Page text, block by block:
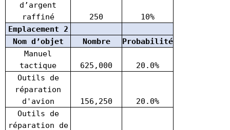
d’argent
raffiné
250
10%
Emplacement 2
Nom d’objet
Nombre
Probabilité
Manuel
tactique
625,000
20.0%
Outils de
réparation
d'avion
156,250
20.0%
Outils de
réparation de